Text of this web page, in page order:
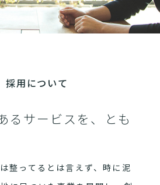
採用について
るサービスを、とも
整ってるとは言えず、時に泥